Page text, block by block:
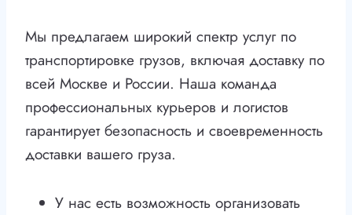
Мы предлагаем широкий спектр услуг по
транспортировке грузов, включая доставку по
всей Москве и России. Наша команда
профессиональных курьеров и логистов
гарантирует безопасность и своевременность
доставки вашего груза.
У нас есть возможность организовать